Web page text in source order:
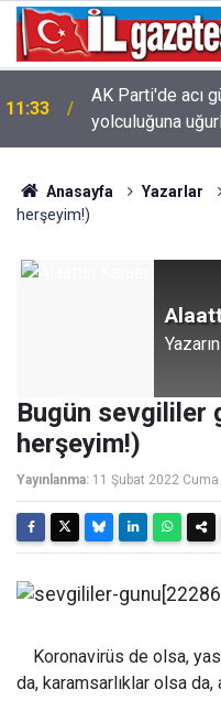
11:33
AK Parti'de acı
yolculuğuna
Anasayfa Yazarlar
herşeyim!)
Bugün sevgililer
herşeyim!)
Yayınlanma: 11 Şubat 2022
Koronavirüs de olsa,
da, karamsarlıklar olsa